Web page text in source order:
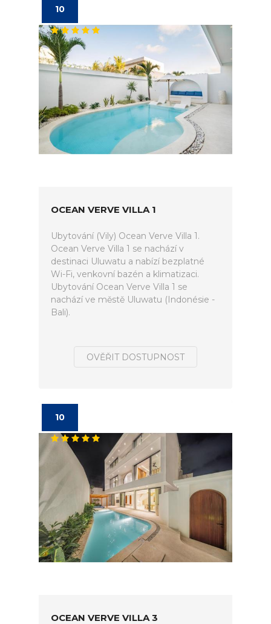
10
OCEAN VERVE VILLA 1
Ubytování (Vily) Ocean Verve Villa 1.
Ocean Verve Villa 1 se nachází v
destinaci Uluwatu a nabízí bezplatné
Wi-Fi, venkovní bazén a klimatizaci.
Ubytování Ocean Verve Villa 1 se
nachází ve městě Uluwatu (Indonésie -
Bali).
OVĚŘIT DOSTUPNOST
10
OCEAN VERVE VILLA 3